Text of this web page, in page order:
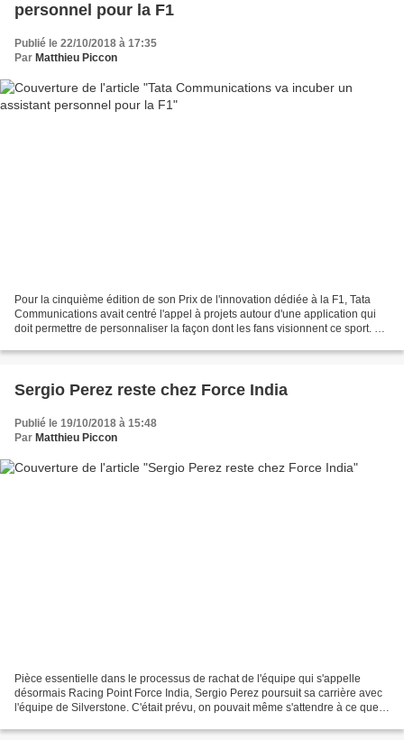
personnel pour la F1
Publié le 22/10/2018 à 17:35
Par Matthieu Piccon
Pour la cinquième édition de son Prix de l'innovation dédiée à la F1, Tata
Communications avait centré l'appel à projets autour d'une application qui
doit permettre de personnaliser la façon dont les fans visionnent ce sport. Le
Sergio Perez reste chez Force India
Publié le 19/10/2018 à 15:48
Par Matthieu Piccon
Pièce essentielle dans le processus de rachat de l'équipe qui s'appelle
désormais Racing Point Force India, Sergio Perez poursuit sa carrière avec
l'équipe de Silverstone. C'était prévu, on pouvait même s'attendre à ce que